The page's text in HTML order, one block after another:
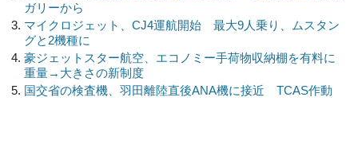
ガリーから
マイクロジェット、CJ4運航開始 最大9人乗り、ムスタン
グと2機種に
豪ジェットスター航空、エコノミー手荷物収納棚を有料に
重量→大きさの新制度
国交省の検査機、羽田離陸直後ANA機に接近 TCAS作動